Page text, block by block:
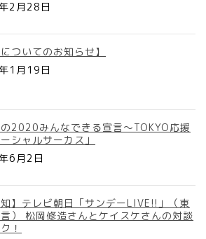
2月28日
ついてのお知らせ】
1月19日
2020みんなできる宣言～TOKYO応援
シャルサーカス」
6月2日
知】テレビ朝日「サンデーLIVE!!」（東
） 松岡修造さんとケイスケさんの対談
！